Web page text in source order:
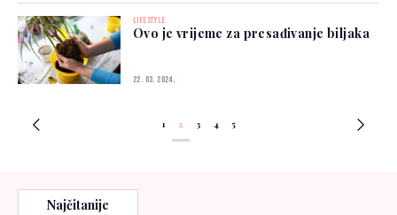
LIFESTYLE
Ovo je vrijeme za presađivanje biljaka
22. 03. 2024.
1 2 3 4 5
Najčitanije